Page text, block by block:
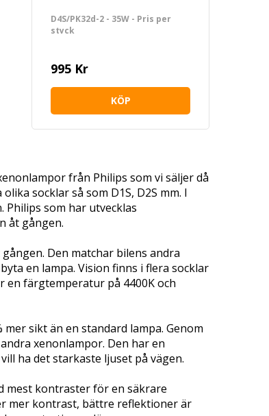
D4S/PK32d-2 - 35W - Pris per
styck
995 Kr
KÖP
från Philips som vi säljer då
socklar så som D1S, D2S mm. I
som har utvecklas
åt gången.
Den matchar bilens andra
en lampa. Vision finns i flera socklar
en färgtemperatur på 4400K och
sikt än en standard lampa. Genom
xenonlampor. Den har en
ha det starkaste ljuset på vägen.
mest kontraster för en säkrare
mer kontrast, bättre reflektioner är